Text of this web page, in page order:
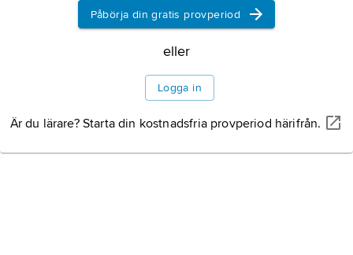
Påbörja din gratis provperiod
eller
Logga in
Är du lärare? Starta din kostnadsfria provperiod härifrån.